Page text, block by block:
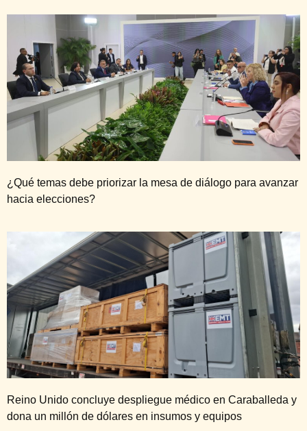
¿Qué temas debe priorizar la mesa de diálogo para avanzar
hacia elecciones?
Reino Unido concluye despliegue médico en Caraballeda y
dona un millón de dólares en insumos y equipos